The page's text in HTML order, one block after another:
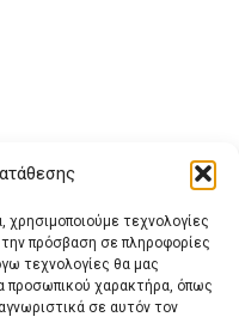
χρησιμοποιούμε τεχνολογίες
πρόσβαση σε πληροφορίες
τεχνολογίες θα μας
προσωπικού χαρακτήρα, όπως
σε αυτόν τον